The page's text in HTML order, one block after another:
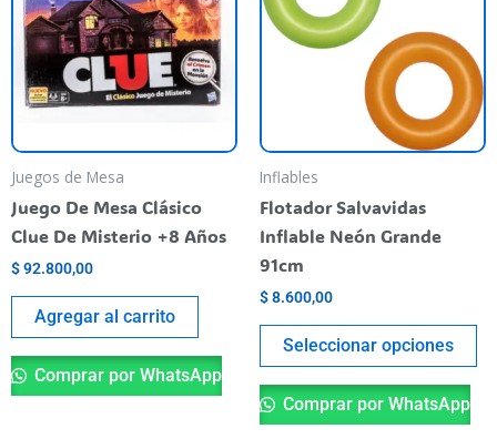
Juegos de Mesa
Juego De Mesa Clásico
Clue De Misterio +8 Años
$92.800,00
Agregar al carrito
Comprar por WhatsApp
Inflables
Flotador Salvavidas
Inflable Neón Grande
91cm
$8.600,00
Seleccionar opciones
se
Comprar por WhatsApp